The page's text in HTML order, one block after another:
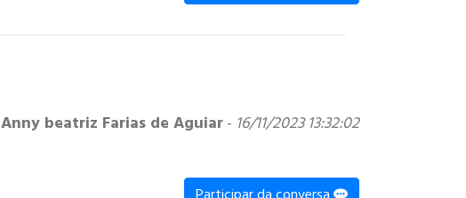
Anny beatriz Farias de Aguiar- 16/11/2023 13:32:02